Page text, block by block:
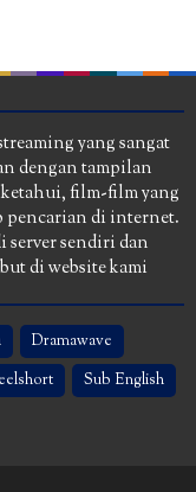
yang sangat
dengan tampilan
film-film yang
pencarian di internet.
server sendiri dan
di website kami
Dramawave
Sub English